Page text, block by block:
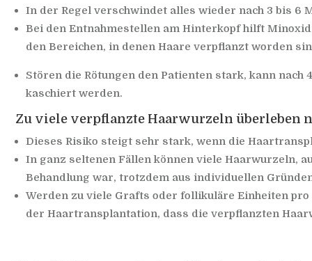
In der Regel verschwindet alles wieder nach 3 bis 6
Bei den Entnahmestellen am Hinterkopf hilft
den Bereichen, in denen Haare verpflanzt worden
Stören die Rötungen den Patienten stark, kann
kaschiert werden.
Zu viele verpflanzte Haarwurzeln überleben
Dieses Risiko steigt sehr stark, wenn die
In ganz seltenen Fällen können viele Haarwurzeln,
Behandlung war, trotzdem aus individuellen
Werden zu viele Grafts oder follikuläre Einheiten
der Haartransplantation, dass die verpflanzten